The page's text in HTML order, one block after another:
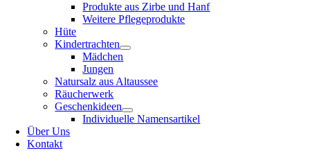
Produkte aus Zirbe und Hanf
Weitere Pflegeprodukte
Hüte
Kindertrachten
Mädchen
Jungen
Natursalz aus Altaussee
Räucherwerk
Geschenkideen
Individuelle Namensartikel
Über Uns
Kontakt